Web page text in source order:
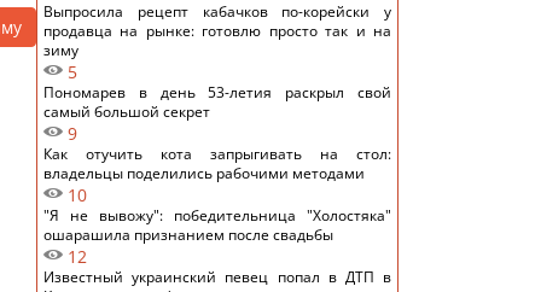
Выпросила рецепт кабачков по-корейски у
продавца на рынке: готовлю просто так и на
зиму
5
Пономарев в день 53-летия раскрыл свой
самый большой секрет
9
Как отучить кота запрыгивать на стол:
владельцы поделились рабочими методами
10
"Я не вывожу": победительница "Холостяка"
ошарашила признанием после свадьбы
12
Известный украинский певец попал в ДТП в